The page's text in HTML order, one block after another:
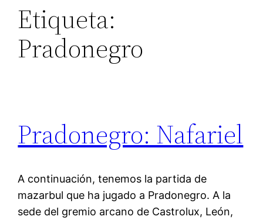
Etiqueta:
Pradonegro
Pradonegro: Nafariel
A continuación, tenemos la partida de
mazarbul que ha jugado a Pradonegro. A la
sede del gremio arcano de Castrolux, León,